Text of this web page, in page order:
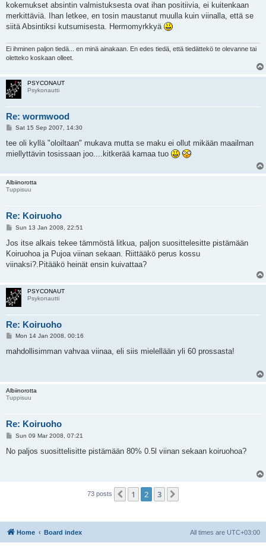
kokemukset absintin valmistuksesta ovat ihan positiivia, ei kuitenkaan
merkittäviä. Ihan letkee, en tosin maustanut muulla kuin viinalla, että se
siitä Absintiksi kutsumisesta. Hermomyrkkyä
Ei ihminen paljon tiedä... en minä ainakaan. En edes tiedä, että tiedättekö te olevanne tai
oletteko koskaan olleet.
PSYCONAUT
Psykonautti
Re: wormwood
P
s
Sat 15 Sep 2007, 14:30
tee oli kyllä "oloiltaan" mukava mutta se maku ei ollut mikään maailman
miellyttävin tosissaan joo....kitkerää kamaa tuo
Albiinorotta
Tuppisuu
Re: Koiruoho
P
s
Sun 13 Jan 2008, 22:51
Jos itse alkais tekee tämmöstä litkua, paljon suosittelesitte pistämään
Koiruohoa ja Pujoa viinan sekaan. Riittääkö perus kossu
viinaksi?.Pitääkö heinät ensin kuivattaa?
PSYCONAUT
Psykonautti
Re: Koiruoho
P
s
Mon 14 Jan 2008, 00:16
mahdollisimman vahvaa viinaa, eli siis mielellään yli 60 prossasta!
Albiinorotta
Tuppisuu
Re: Koiruoho
P
s
Sun 09 Mar 2008, 07:21
No paljos suosittelisitte pistämään 80% 0.5l viinan sekaan koiruohoa?
73 posts Previous
1 2 3
Home Board index All times are UTC+03:00